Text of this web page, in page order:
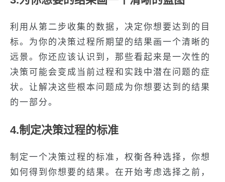
利用从第二步收集的数据，决定你想要达到的目
标。为你的决策过程所期望的结果画一个清晰的
远景。你还应该认识到，那些看起来是一次性的
决策可能会变成当前过程和实践中潜在问题的症
状。让解决这些根本问题成为你想要达到的结果
的一部分。
4.制定决策过程的标准
制定一个决策过程的标准，权衡各种选择，你想
如何得到你想要的结果。在开始考虑选择之前，